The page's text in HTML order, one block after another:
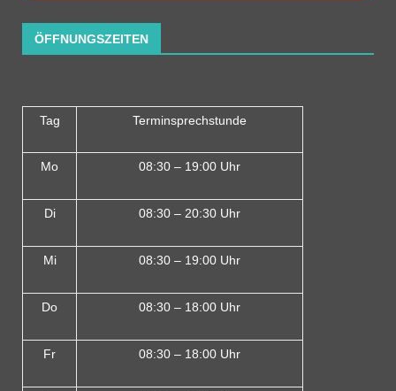
ÖFFNUNGSZEITEN
Tag Terminsprechstunde
Mo 08:30 – 19:00 Uhr
Di 08:30 – 20:30 Uhr
Mi 08:30 – 19:00 Uhr
Do 08:30 – 18:00 Uhr
Fr 08:30 – 18:00 Uhr